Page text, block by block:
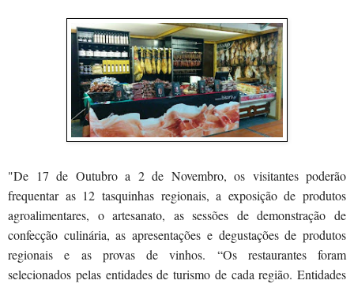
"De 17 de Outubro a 2 de Novembro, os visitantes poderão
frequentar as 12 tasquinhas regionais, a exposição de produtos
agroalimentares, o artesanato, as sessões de demonstração de
confecção culinária, as apresentações e degustações de produtos
regionais e as provas de vinhos. “Os restaurantes foram
selecionados pelas entidades de turismo de cada região. Entidades